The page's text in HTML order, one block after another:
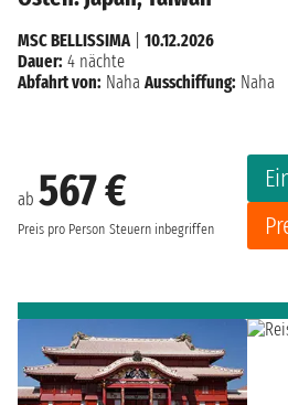
ab 567 €
Preis pro Person Steuern inbegriffen
MSC BELLISSIMA| 10.12.2026
Dauer: 4 nächte
Abfahrt von: Naha Ausschiffung: Naha